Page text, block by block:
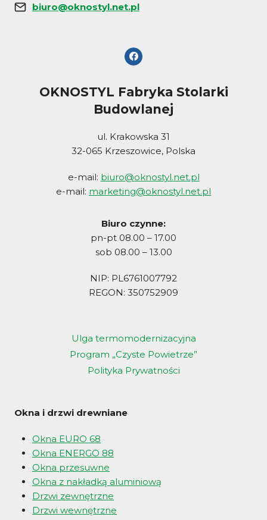
biuro@oknostyl.net.pl
OKNOSTYL Fabryka Stolarki
Budowlanej
ul. Krakowska 31
32-065 Krzeszowice, Polska
e-mail: biuro@oknostyl.net.pl
e-mail: marketing@oknostyl.net.pl
Biuro czynne:
pn-pt 08.00 – 17.00
sob 08.00 – 13.00
NIP: PL6761007792
REGON: 350752909
Ulga termomodernizacyjna
Program „Czyste Powietrze”
Polityka Prywatności
Okna i drzwi drewniane
Okna EURO 68
Okna ENERGO 88
Okna przesuwne
Okna z nakładką aluminiową
Drzwi zewnętrzne
Drzwi wewnętrzne